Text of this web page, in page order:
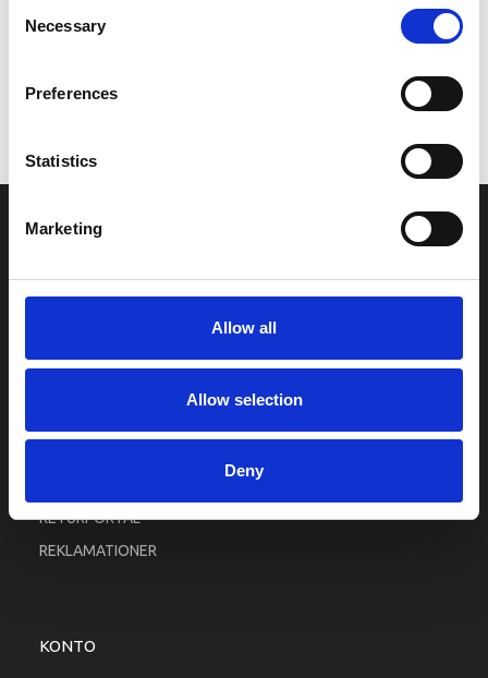
Selection
Necessary
Preferences
Statistics
Marketing
Allow all
Allow selection
Deny
Vi oplever i øjeblikket store og hyppige prisændringer i markedet.
leveres, eller hvor prisen afviger fra det viste. Vi kontakter dig
naturligvis, hvis dette er tilfældet.
INFORMATIONER
RETURPORTAL
REKLAMATIONER
KONTO